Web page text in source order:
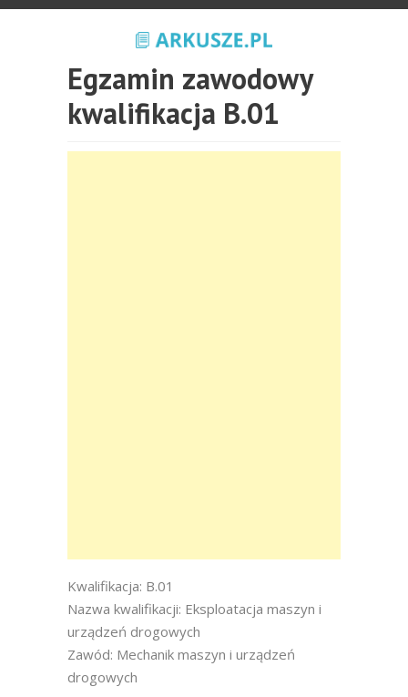
Egzamin zawodowy
kwalifikacja B.01
Kwalifikacja: B.01
Nazwa kwalifikacji: Eksploatacja maszyn i
urządzeń drogowych
Zawód: Mechanik maszyn i urządzeń
drogowych